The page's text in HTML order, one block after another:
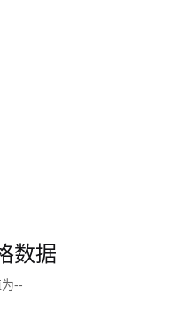
数据
--